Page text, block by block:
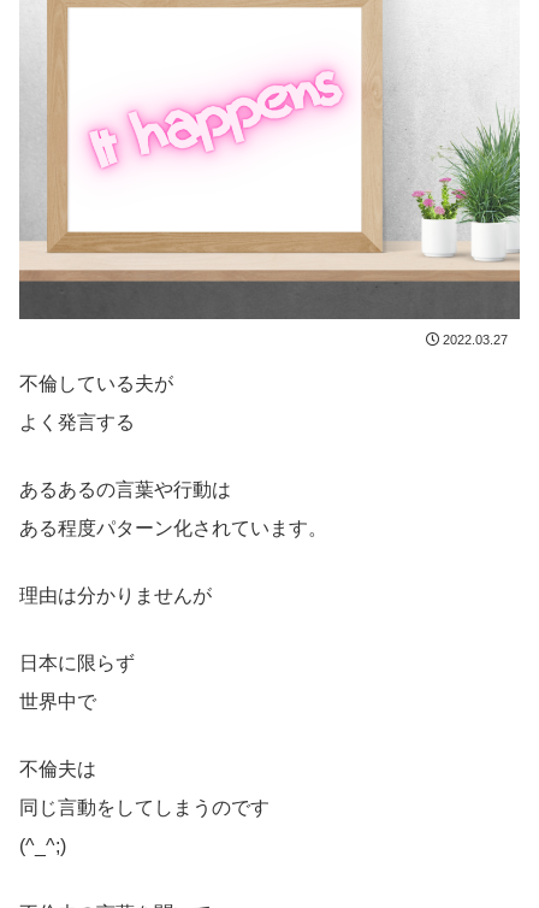
2022.03.27
不倫している夫が
よく発言する
あるあるの言葉や行動は
ある程度パターン化されています。
理由は分かりませんが
日本に限らず
世界中で
不倫夫は
同じ言動をしてしまうのです
(^_^;)